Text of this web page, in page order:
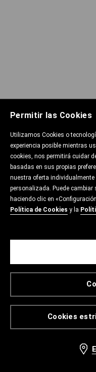
Permitir las Cookies
Utilizamos Cookies o
experiencia posible mientras
cookies, nos permitirá cuidar
basadas en sus propias
nuestra oferta
personalizada. Puede
haciendo clic en
Política de Cookies y la
Cookies